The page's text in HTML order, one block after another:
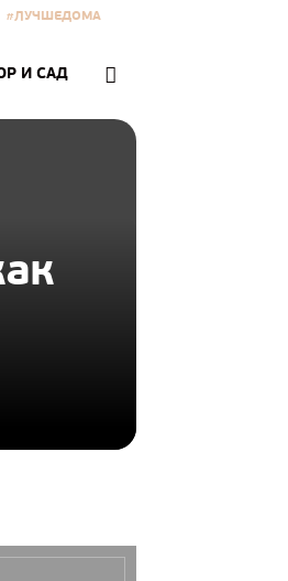
#ЛУЧШЕДОМА
И САД